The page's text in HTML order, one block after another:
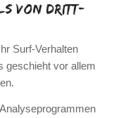
von Dritt­
Surf-Verhalten
geschieht vor allem